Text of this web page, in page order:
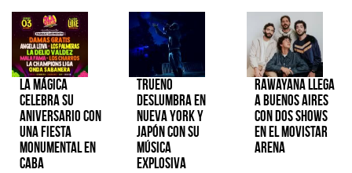
La Mágica
celebra su
aniversario con
una fiesta
monumental en
CABA
TRUENO
deslumbra en
Nueva York y
Japón con su
música
explosiva
Rawayana llega
a Buenos Aires
con dos shows
en el Movistar
Arena